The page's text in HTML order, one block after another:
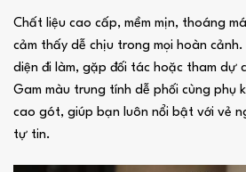
Chất liệu cao cấp, mềm mịn, thoáng
cảm thấy dễ chịu trong mọi hoàn
diện đi làm, gặp đối tác hoặc tham dự
Gam màu trung tính dễ phối cùng phụ
cao gót, giúp bạn luôn nổi bật với vẻ
tự tin.